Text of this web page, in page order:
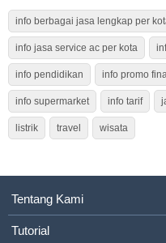
info berbagai jasa lengkap per
info jasa service ac per kota
info pendidikan info promo
info supermarket info tarif
listrik travel wisata
Tentang Kami
Tutorial